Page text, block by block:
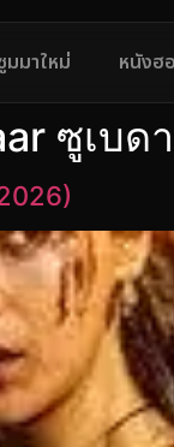
มมาใหม่ หนังฮ
ซูเบด